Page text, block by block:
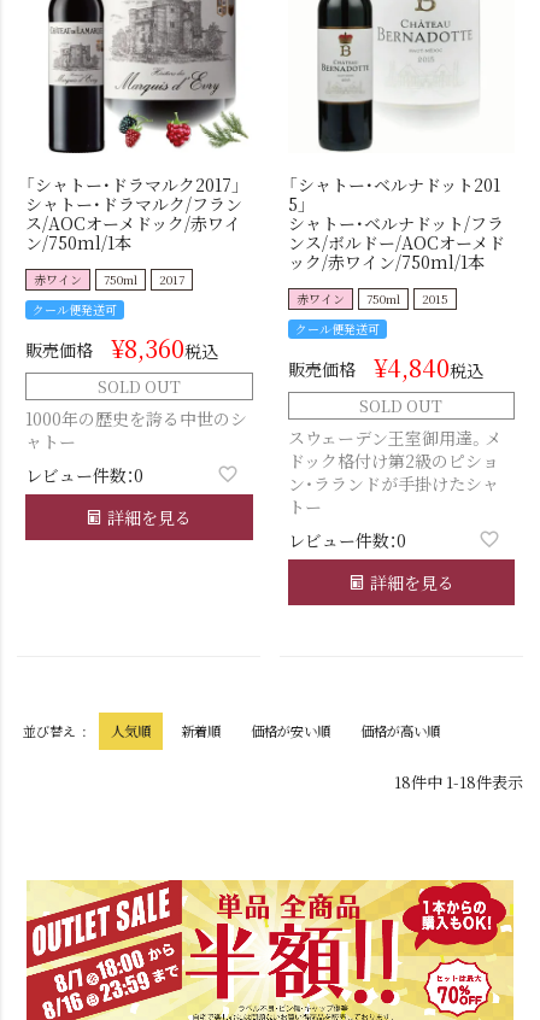
「シャトー･ドラマルク2017」
シャトー･ドラマルク/フラン
ス/AOCオーメドック/赤ワイ
ン/750ml/1本
赤ワイン 750ml
2017
クール便発送可
販売価格 ¥8,360税込
SOLD OUT
1000年の歴史を誇る中世のシ
ャトー
レビュー件数：0
詳細を見る
「シャトー･ベルナドット201
5」
シャトー･ベルナドット/フラ
ンス/ボルドー/AOCオーメド
ック/赤ワイン/750ml/1本
赤ワイン 750ml
2015
クール便発送可
販売価格 ¥4,840税込
SOLD OUT
スウェーデン王室御用達。メ
ドック格付け第2級のピショ
ン・ラランドが手掛けたシャ
トー
レビュー件数：0
詳細を見る
並び替え 人気順 新着順 価格が安い順 価格が高い順
18件中 1-18件表示